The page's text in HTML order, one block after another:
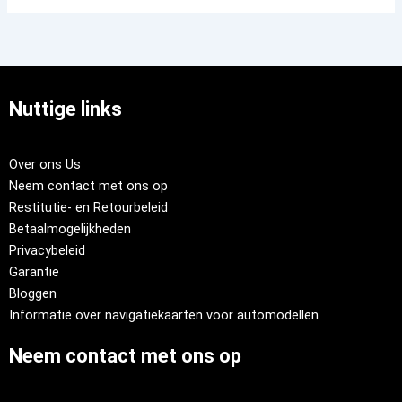
Nuttige links
Over ons Us
Neem contact met ons op
Restitutie- en Retourbeleid
Betaalmogelijkheden
Privacybeleid
Garantie
Bloggen
Informatie over navigatiekaarten voor automodellen
Neem contact met ons op